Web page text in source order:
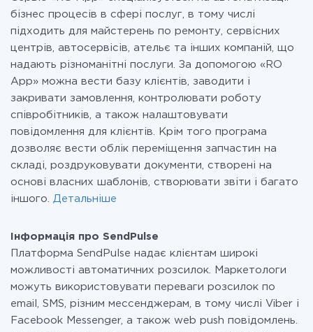
бізнес процесів в сфері послуг, в тому числі
підходить для майстерень по ремонту, сервісних
центрів, автосервісів, ательє та інших компаній, що
надають різноманітні послуги. За допомогою «RO
App» можна вести базу клієнтів, заводити і
закривати замовлення, контролювати роботу
співробітників, а також налаштовувати
повідомлення для клієнтів. Крім того програма
дозволяє вести облік переміщення запчастин на
складі, роздруковувати документи, створені на
основі власних шаблонів, створювати звіти і багато
іншого. Детальніше
Інформація про SendPulse
Платформа SendPulse надає клієнтам широкі
можливості автоматичних розсилок. Маркетологи
можуть використовувати переваги розсилок по
email, SMS, різним мессенджерам, в тому числі Viber і
Facebook Messenger, а також web push повідомлень.